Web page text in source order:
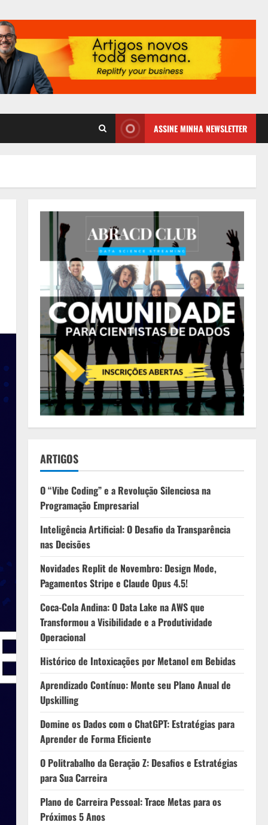
ASSINE MINHA NEWSLETTER
ARTIGOS
O “Vibe Coding” e a Revolução Silenciosa na
Programação Empresarial
Inteligência Artificial: O Desafio da Transparência
nas Decisões
Novidades Replit de Novembro: Design Mode,
Pagamentos Stripe e Claude Opus 4.5!
Coca-Cola Andina: O Data Lake na AWS que
Transformou a Visibilidade e a Produtividade
Operacional
Histórico de Intoxicações por Metanol em Bebidas
Aprendizado Contínuo: Monte seu Plano Anual de
Upskilling
Domine os Dados com o ChatGPT: Estratégias para
Aprender de Forma Eficiente
O Politrabalho da Geração Z: Desafios e Estratégias
para Sua Carreira
Plano de Carreira Pessoal: Trace Metas para os
Próximos 5 Anos